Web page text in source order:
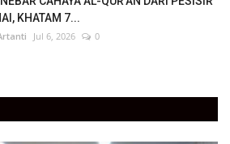
KHATAM 7...
Jul 6, 2026 0